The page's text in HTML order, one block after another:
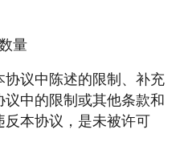
量
议中陈述的限制、补充
中的限制或其他条款和
本协议，是未被许可